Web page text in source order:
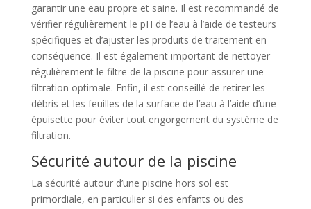
garantir une eau propre et saine. Il est recommandé de
vérifier régulièrement le pH de l’eau à l’aide de testeurs
spécifiques et d’ajuster les produits de traitement en
conséquence. Il est également important de nettoyer
régulièrement le filtre de la piscine pour assurer une
filtration optimale. Enfin, il est conseillé de retirer les
débris et les feuilles de la surface de l’eau à l’aide d’une
épuisette pour éviter tout engorgement du système de
filtration.
Sécurité autour de la piscine
La sécurité autour d’une piscine hors sol est
primordiale, en particulier si des enfants ou des